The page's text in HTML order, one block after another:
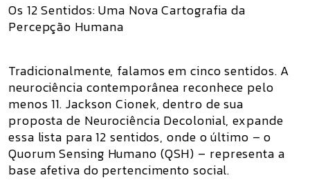
Os 12 Sentidos: Uma Nova Cartografia da
Percepção Humana
Tradicionalmente, falamos em cinco sentidos. A
neurociência contemporânea reconhece pelo
menos 11. Jackson Cionek, dentro de sua
proposta de Neurociência Decolonial, expande
essa lista para 12 sentidos, onde o último – o
Quorum Sensing Humano (QSH) – representa a
base afetiva do pertencimento social.